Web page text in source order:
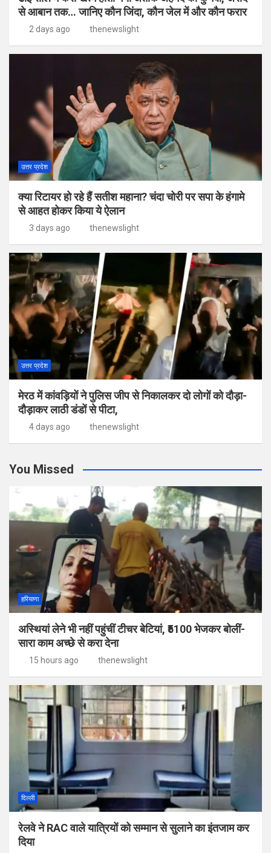
से आबान तक… जानिए कौन जिंदा, कौन जेल में और कौन फरार
2 days ago thenewslight
उत्तर प्रदेश
क्या रिटायर हो रहे हैं सतीश महाना? चंदा चोरी पर सपा के हंगामे
से आहत होकर किया ये ऐलान
3 days ago thenewslight
उत्तर प्रदेश
मेरठ में कांवड़ियों ने पुलिस जीप से निकालकर दो लोगों को दौड़ा-
दौड़ाकर लाठी डंडों से पीटा,
4 days ago thenewslight
You Missed
हरियाणा
अस्थियां लेने भी नहीं पहुंचीं टीचर बेटियां, ₹5100 भेजकर बोलीं-
सारा काम अच्छे से करा देना
15 hours ago thenewslight
दिल्ली
रेलवे ने RAC वाले यात्रियों को सम्मान से सुलाने का इंतजाम कर
दिया